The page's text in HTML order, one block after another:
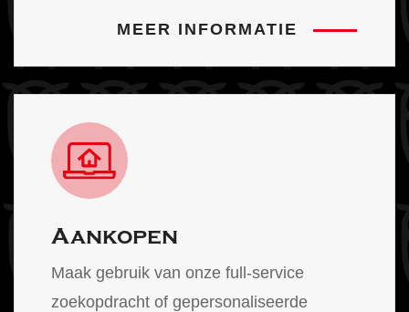
MEER INFORMATIE
Aankopen
Maak gebruik van onze full-service
zoekopdracht of gepersonaliseerde